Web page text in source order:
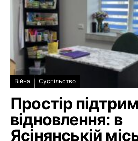
Війна Суспільство
Простір
відновлення: в
Ясінянській